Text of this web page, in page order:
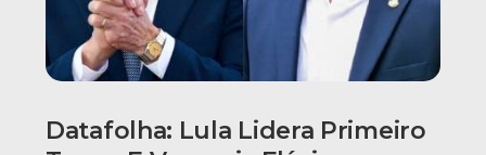
Datafolha: Lula Lidera Primeiro